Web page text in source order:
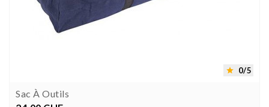
 0/5
Sac À Outils